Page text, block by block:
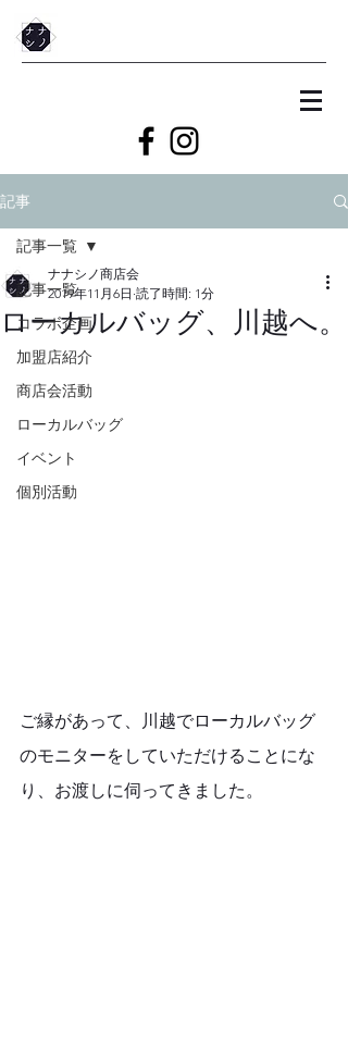
記事
記事一覧
コラボ企画
加盟店紹介
商店会活動
ローカルバッグ
イベント
個別活動
記事一覧
ローカルバッグ、川越へ。
ナナシノ商店会
2019年11月6日 読了時間: 1分
ご縁があって、川越でローカルバッグ
のモニターをしていただけることにな
り、お渡しに伺ってきました。